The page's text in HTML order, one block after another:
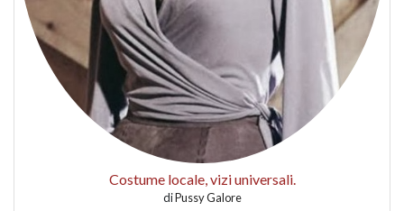
Costume locale, vizi universali.
diPussy Galore